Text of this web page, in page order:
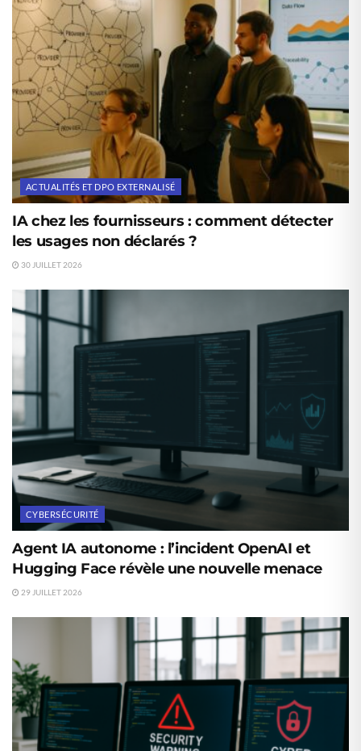
ACTUALITÉS ET DPO EXTERNALISÉ
IA chez les fournisseurs : comment détecter
les usages non déclarés ?
30 JUILLET 2026
CYBERSÉCURITÉ
Agent IA autonome : l’incident OpenAI et
Hugging Face révèle une nouvelle menace
29 JUILLET 2026